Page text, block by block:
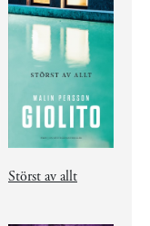
Störst av allt